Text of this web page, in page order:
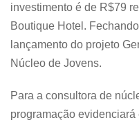
investimento é de R$79
Boutique Hotel.
lançamento do projeto
Núcleo de Jovens.
Para a consultora de
programação